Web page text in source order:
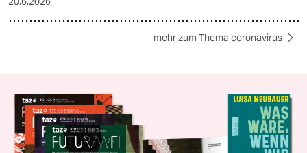
mehr zum Thema coronavirus